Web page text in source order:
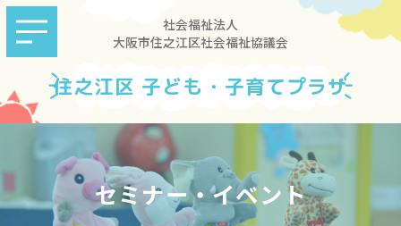
社会福祉法人
大阪市住之江区社会福祉協議会
住之江区 子ども・子育てプラザ
セミナー・イベント